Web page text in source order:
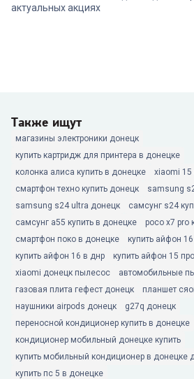
актуальных акциях
Также ищут
магазины электроники донецк
купить картридж для принтера в донецке
колонка алиса купить в донецке
xiaomi 15
смартфон техно купить донецк
samsung
samsung s24 ultra донецк
самсунг s24
самсунг а55 купить в донецке
poco x7 pro
смартфон поко в донецке
купить айфон
купить айфон 16 в днр
купить айфон 15
xiaomi донецк пылесос
автомобильные
газовая плита гефест донецк
планшет
наушники airpods донецк
g27q донецк
переносной кондиционер купить в донецке
кондиционер мобильный донецке купить
купить мобильный кондиционер в донецке
купить пс 5 в донецке